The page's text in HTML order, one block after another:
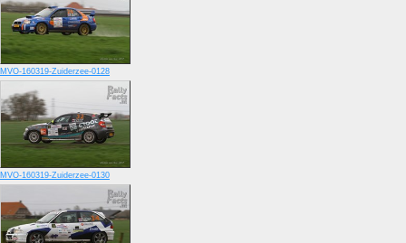
MVO-160319-Zuiderzee-0128
MVO-160319-Zuiderzee-0130